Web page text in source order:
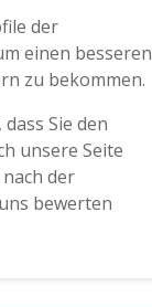
der
einen besseren
zu bekommen.
Sie den
unsere Seite
der
bewerten